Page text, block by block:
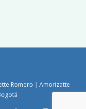
Romero | Amorizatte